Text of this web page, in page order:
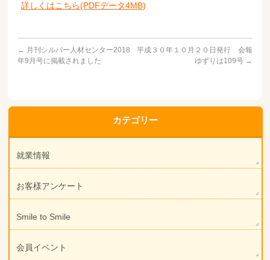
詳しくはこちら(PDFデータ4MB)
← 月刊シルバー人材センター2018
年9月号に掲載されました
平成３０年１０月２０日発行 会報
ゆずりは109号 →
カテゴリー
就業情報
お客様アンケート
Smile to Smile
会員イベント